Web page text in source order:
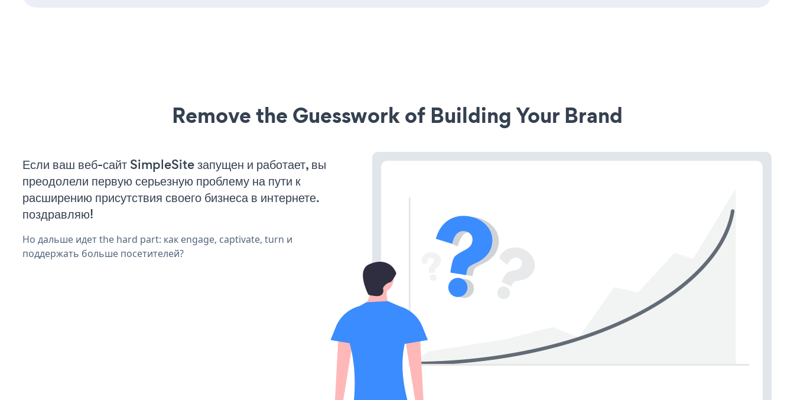
Remove the Guesswork of Building Your Brand
Если ваш веб-сайт SimpleSite запущен и работает, вы
преодолели первую серьезную проблему на пути к
расширению присутствия своего бизнеса в интернете.
поздравляю!
Но дальше идет the hard part: как engage, captivate, turn и
поддержать больше посетителей?